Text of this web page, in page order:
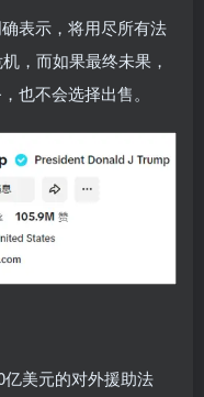
表示，将用尽所有法
，而如果最终未果，
也不会选择出售。
美元的对外援助法